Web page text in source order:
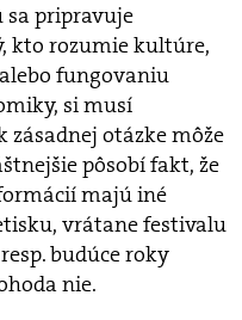
sa pripravuje
kto rozumie kultúre,
fungovaniu
si musí
zásadnej otázke môže
pôsobí fakt, že
majú iné
vrátane festivalu
budúce roky
nie.